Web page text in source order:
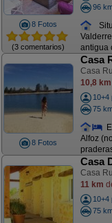
8 Fotos
(3 comentarios)
96
antigua
8 Fotos
Casa
Casa
10,8 km
10+4
75
Alfoz
Casa
Casa
11 km
10+4
75